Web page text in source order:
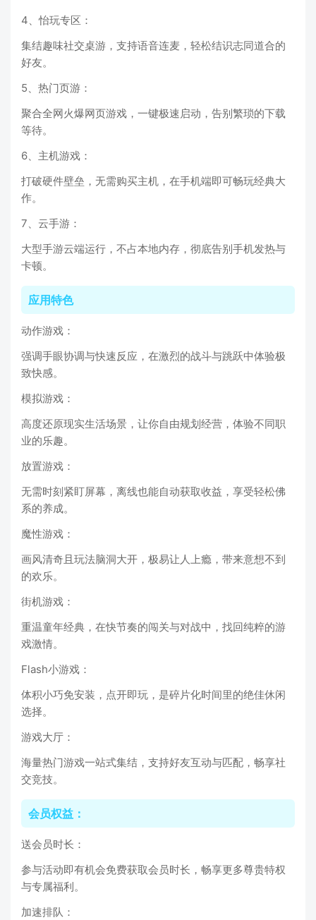
4、怡玩专区：
集结趣味社交桌游，支持语音连麦，轻松结识志同道合的
好友。
5、热门页游：
聚合全网火爆网页游戏，一键极速启动，告别繁琐的下载
等待。
6、主机游戏：
打破硬件壁垒，无需购买主机，在手机端即可畅玩经典大
作。
7、云手游：
大型手游云端运行，不占本地内存，彻底告别手机发热与
卡顿。
应用特色
动作游戏：
强调手眼协调与快速反应，在激烈的战斗与跳跃中体验极
致快感。
模拟游戏：
高度还原现实生活场景，让你自由规划经营，体验不同职
业的乐趣。
放置游戏：
无需时刻紧盯屏幕，离线也能自动获取收益，享受轻松佛
系的养成。
魔性游戏：
画风清奇且玩法脑洞大开，极易让人上瘾，带来意想不到
的欢乐。
街机游戏：
重温童年经典，在快节奏的闯关与对战中，找回纯粹的游
戏激情。
Flash小游戏：
体积小巧免安装，点开即玩，是碎片化时间里的绝佳休闲
选择。
游戏大厅：
海量热门游戏一站式集结，支持好友互动与匹配，畅享社
交竞技。
会员权益：
送会员时长：
参与活动即有机会免费获取会员时长，畅享更多尊贵特权
与专属福利。
加速排队：